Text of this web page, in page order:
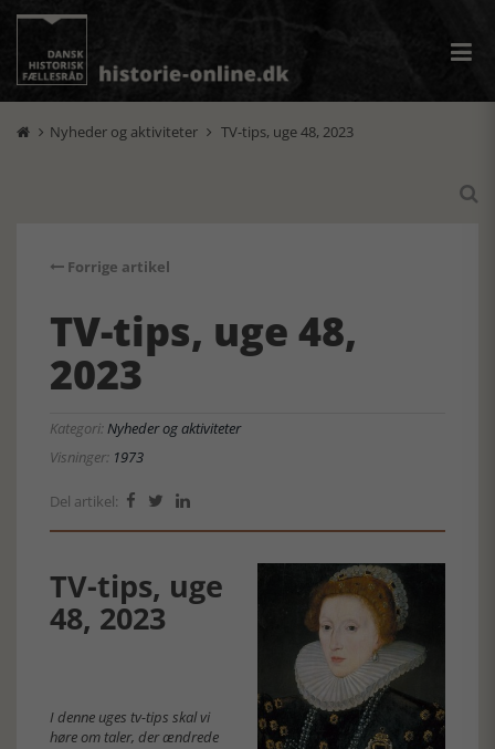
 Nyheder og aktiviteter  TV-tips, uge 48, 2023

Forrige artikel
TV-tips, uge 48,
2023
Kategori:Nyheder og aktiviteter
Visninger: 1973
Del artikel:   
TV-tips, uge
48, 2023
I denne uges tv-tips skal vi
høre om taler, der ændrede